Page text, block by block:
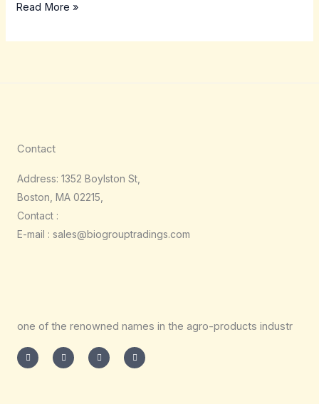
Read More »
Contact
Address: 1352 Boylston St,
Boston, MA 02215,
Contact :
E-mail : sales@biogrouptradings.com
one of the renowned names in the agro-products industr
n
s
t
w
i
t
i
n
k
a
c
e